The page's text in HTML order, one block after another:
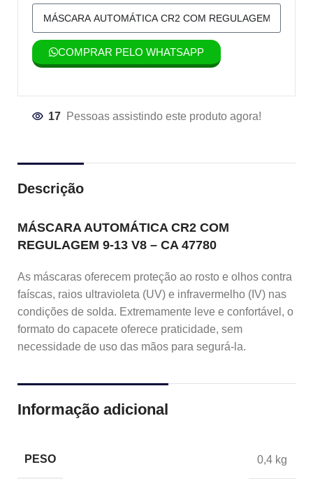
COMPRAR PELO WHATSAPP
17 Pessoas assistindo este produto agora!
Descrição
MÁSCARA AUTOMÁTICA CR2 COM
REGULAGEM 9-13 V8 – CA 47780
As máscaras oferecem proteção ao rosto e olhos contra
faíscas, raios ultravioleta (UV) e infravermelho (IV) nas
condições de solda. Extremamente leve e confortável, o
formato do capacete oferece praticidade, sem
necessidade de uso das mãos para segurá-la.
Informação adicional
PESO 0,4 kg